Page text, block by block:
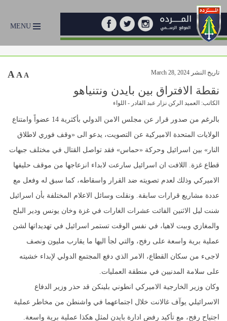
MENU
تاريخ النشر March 28, 2024 A A A
نقطة الافتراق بين بايدن ونتنياهو
الكاتب: العميد الركن نزار عبد القادر - اللواء
بالرغم من صدور قرار عن مجلس الامن الدولي بأكثرية 14 عضواً وامتناع
الولايات المتحدة الاميركية عن التصويت، يدعو الى «وقف فوري لاطلاق
النار» بين اسرائيل وحركة «حماس» فقد تواصل القتال في مختلف جبهات
قطاع غزة. اللافت ان اسرائيل سارعت لابداء انزعاجها من موقف حليفها
الاميركي وذلك لعدم تصويته ضد القرار واسقاطه، كما سبق له وفعل مع
عددة مشاريع قرارات سابقة. ونقلت وسائل الاعلام المختلفة بأن اسرائيل
شنت ليل الاثنين الفائت عشرات الغارات في غزة وخان يونس ودير البلح
والمغازي وبيت لاهيا، في نفس الوقت تستمر اسرائيل في تهديداتها لشن
عملية برية واسعة على رفح، والتي لجأ اليها ما يقارب مليون ونصف
لاجىء من سكان القطاع، الامر الذي دفع المجتمع الدولي لإبداء خشيته
على سلامة المدنيين في منطقة العمليات.
وكان وزير الخارجية الاميركي انطوني بلينكن قد حذر وزير الدفاع
الاسرائيلي يوآف غالانت خلال اجتماعهما في واشنطن من مخاطر عملية
اجتياح رفح، مع تأكيد رفض ادارة بايدن لمثل هكذا عملية برية واسعة.